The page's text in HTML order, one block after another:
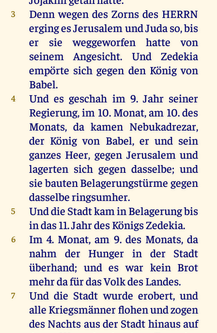
3 Denn wegen des Zorns des HERRN
ergingesJerusalem undJudaso,bis
er
sie weggeworfen hatte
von
seinem
Angesicht. Und
Zedekia
empörte sich gegen den König von
Babel.
4 Und es geschah im 9. Jahr seiner
Regierung,im 10. Monat,am 10.des
Monats, da kamen Nebukadrezar,
der König von Babel, er und sein
ganzes Heer, gegen Jerusalem und
lagerten sich gegen dasselbe;und
siebautenBelagerungstürmegegen
dasselberingsumher.
5 Unddie StadtkaminBelagerungbis
indas11.JahrdesKönigsZedekia.
6 Im 4. Monat,am 9. des Monats,da
nahm
der Hunger in der
Stadt
überhand; und es war kein Brot
mehrdafürdasVolkdesLandes.
7 Und die Stadt wurde erobert,und
alle Kriegsmännerflohenundzogen
des Nachts ausder Stadt hinausauf